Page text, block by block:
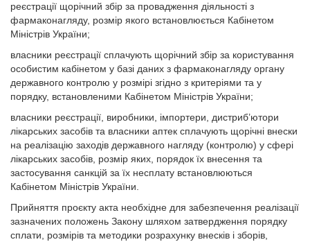
реєстрації щорічний збір за провадження діяльності з
фармаконагляду, розмір якого встановлюється Кабінетом
Міністрів України;
власники реєстрації сплачують щорічний збір за користування
особистим кабінетом у базі даних з фармаконагляду органу
державного контролю у розмірі згідно з критеріями та у
порядку, встановленими Кабінетом Міністрів України;
власники реєстрації, виробники, імпортери, дистриб’ютори
лікарських засобів та власники аптек сплачують щорічні внески
на реалізацію заходів державного нагляду (контролю) у сфері
лікарських засобів, розмір яких, порядок їх внесення та
застосування санкцій за їх несплату встановлюються
Кабінетом Міністрів України.
Прийняття проєкту акта необхідне для забезпечення реалізації
зазначених положень Закону шляхом затвердження порядку
сплати, розмірів та методики розрахунку внесків і зборів,